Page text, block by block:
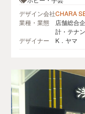
デザイン会社CHARA
業種・業態
店舗総合
計・テナ
デザイナー
K．ヤマ